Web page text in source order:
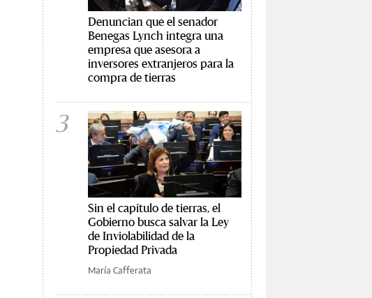
Denuncian que el senador
Benegas Lynch integra una
empresa que asesora a
inversores extranjeros para la
compra de tierras
3
Sin el capítulo de tierras, el
Gobierno busca salvar la Ley
de Inviolabilidad de la
Propiedad Privada
María Cafferata